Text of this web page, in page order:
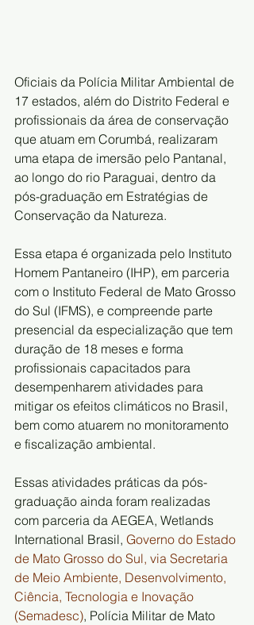
Oficiais da Polícia Militar Ambiental de
17 estados, além do Distrito Federal e
profissionais da área de conservação
que atuam em Corumbá, realizaram
uma etapa de imersão pelo Pantanal,
ao longo do rio Paraguai, dentro da
pós-graduação em Estratégias de
Conservação da Natureza.
Essa etapa é organizada pelo Instituto
Homem Pantaneiro (IHP), em parceria
com o Instituto Federal de Mato Grosso
do Sul (IFMS), e compreende parte
presencial da especialização que tem
duração de 18 meses e forma
profissionais capacitados para
desempenharem atividades para
mitigar os efeitos climáticos no Brasil,
bem como atuarem no monitoramento
e fiscalização ambiental.
Essas atividades práticas da pós-
graduação ainda foram realizadas
com parceria da AEGEA, Wetlands
International Brasil, Governo do Estado
de Mato Grosso do Sul, via Secretaria
de Meio Ambiente, Desenvolvimento,
Ciência, Tecnologia e Inovação
(Semadesc), Polícia Militar de Mato